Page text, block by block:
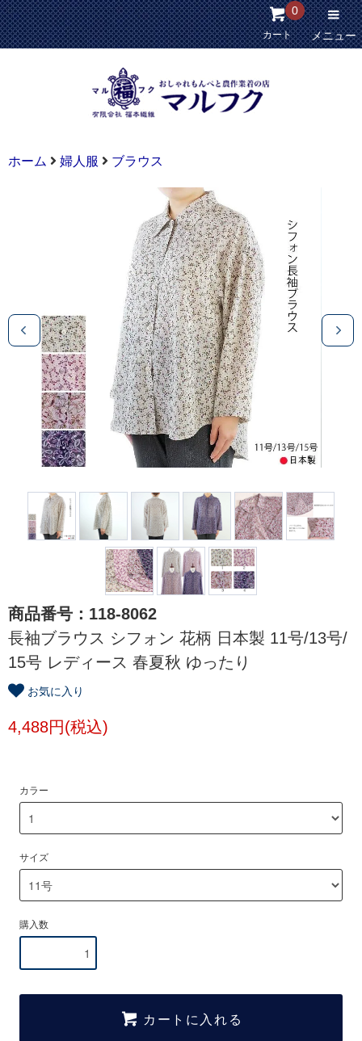
カート
0
メニュー
ホーム 婦人服 ブラウス
商品番号：118-8062
長袖ブラウス シフォン 花柄 日本製 11号/13号/
15号 レディース 春夏秋 ゆったり
お気に入り
4,488円(税込)
カラー
サイズ
購入数
カートに入れる